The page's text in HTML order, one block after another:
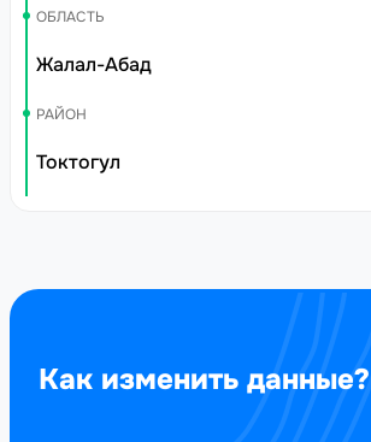
ОБЛАСТЬ
Жалал-Абад
РАЙОН
Токтогул
Как изменить данные?